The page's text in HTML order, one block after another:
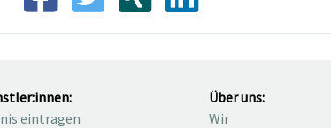
eintragen
Über uns:
Wir